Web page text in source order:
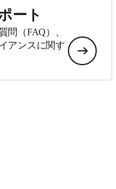
ート
問（FAQ）、
アンスに関す